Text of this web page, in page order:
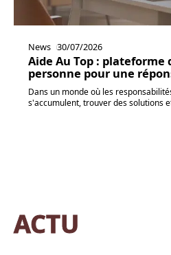
News 30/07/2026
Aide Au Top : plateforme
personne pour une
Dans un monde où les
s'accumulent, trouver des solutions
ACTU